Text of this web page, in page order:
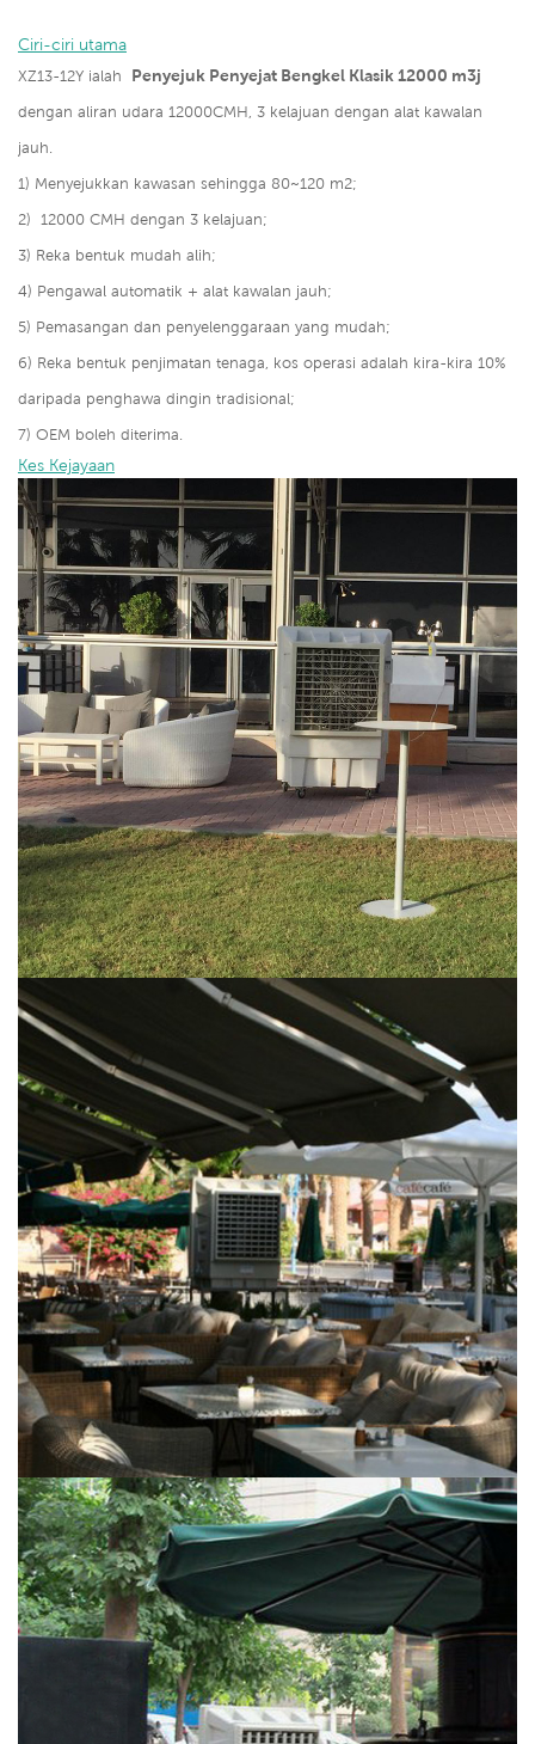
Ciri-ciri utama
XZ13-12Y ialah Penyejuk Penyejat Bengkel Klasik 12000 m3j
dengan aliran udara 12000CMH, 3 kelajuan dengan alat kawalan
jauh.
1) Menyejukkan kawasan sehingga 80~120 m2;
2) 12000 CMH dengan 3 kelajuan;
3) Reka bentuk mudah alih;
4) Pengawal automatik + alat kawalan jauh;
5) Pemasangan dan penyelenggaraan yang mudah;
6) Reka bentuk penjimatan tenaga, kos operasi adalah kira-kira 10%
daripada penghawa dingin tradisional;
7) OEM boleh diterima.
Kes Kejayaan